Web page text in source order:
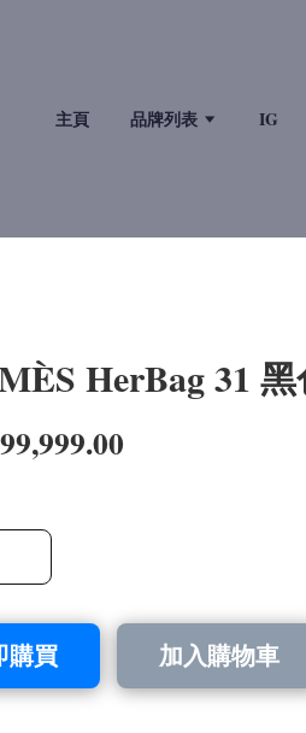
主頁 品牌列表 IG
HerBag 31
購買 加入購物車